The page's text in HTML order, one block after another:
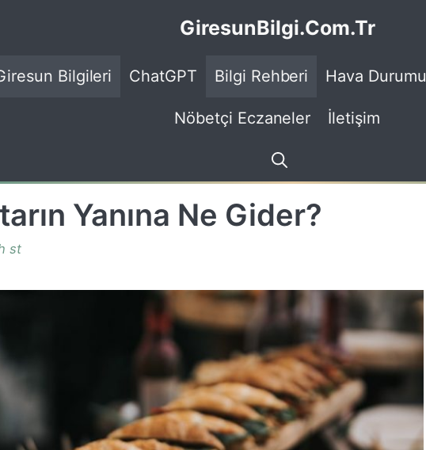
GiresunBilgi.Com.Tr
Bilgileri ChatGPT Bilgi Rehberi Hava Durumu
Nöbetçi Eczaneler İletişim
Yanına Ne Gider?
st